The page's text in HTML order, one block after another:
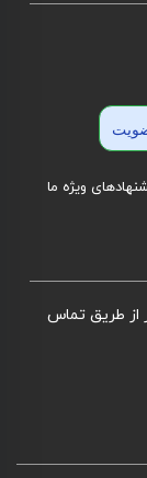
ویژه ما
از طریق تماس